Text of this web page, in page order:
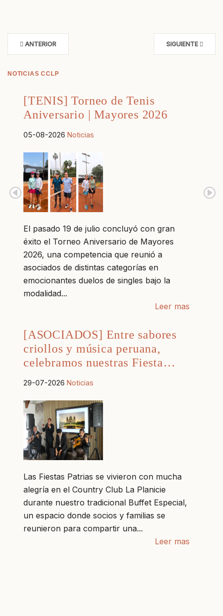
ANTERIOR SIGUIENTE
NOTICIAS CCLP
[TENIS] Torneo de Tenis
Aniversario | Mayores 2026
05-08-2026 Noticias
El pasado 19 de julio concluyó con gran
éxito el Torneo Aniversario de Mayores
2026, una competencia que reunió a
asociados de distintas categorías en
emocionantes duelos de singles bajo la
modalidad...
Leer mas
[ASOCIADOS] Entre sabores
criollos y música peruana,
celebramos nuestras Fiesta…
29-07-2026 Noticias
Las Fiestas Patrias se vivieron con mucha
alegría en el Country Club La Planicie
durante nuestro tradicional Buffet Especial,
un espacio donde socios y familias se
reunieron para compartir una...
Leer mas